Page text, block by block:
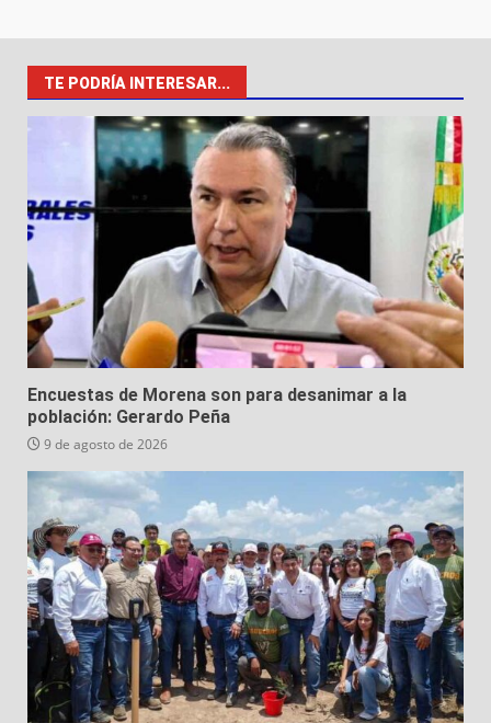
TE PODRÍA INTERESAR...
Encuestas de Morena son para desanimar a la
población: Gerardo Peña
9 de agosto de 2026